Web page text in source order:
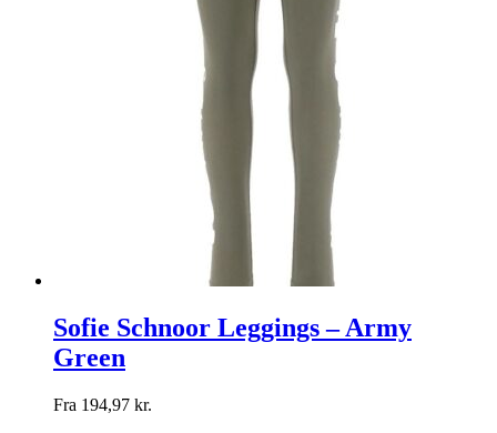
Sofie Schnoor Leggings – Army
Green
Fra 194,97 kr.